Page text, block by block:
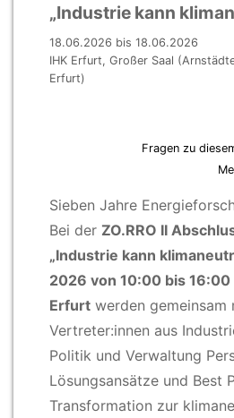
„Industrie kann
18.06.2026 bis 18.06.2026
IHK Erfurt, Großer Saal
Erfurt)
Fragen zu
Sieben Jahre
Bei der ZO.RRO II
„Industrie kann
2026 von 10:00 bis 16:00
Erfurt werden gemeinsam
Vertreter:innen aus
Politik und Verwaltung
Lösungsansätze und Best
Transformation zur